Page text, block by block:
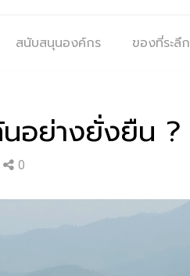
สนับสนุนองค์กร ของที่ระลึก
อย่างยั่งยืน ?
0